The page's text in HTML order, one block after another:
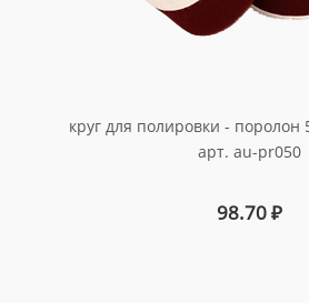
круг для полировки -
арт. au-pr050
98.70₽